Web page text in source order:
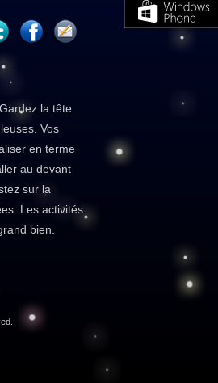
la tête
Vos
en terme
au devant
sur la
Les activités
bien.